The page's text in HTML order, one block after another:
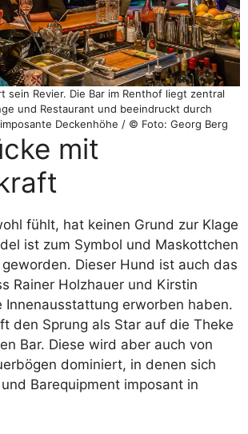
sein Revier. Die Bar im Renthof liegt zentral
und Restaurant und beeindruckt durch
Deckenhöhe / © Foto: Georg Berg
mit
fühlt, hat keinen Grund zur Klage
ist zum Symbol und Maskottchen
Dieser Hund ist auch das
Rainer Holzhauer und Kirstin
Innenausstattung erworben haben.
den Sprung als Star auf die Theke
Bar. Diese wird aber auch von
dominiert, in denen sich
Barequipment imposant in